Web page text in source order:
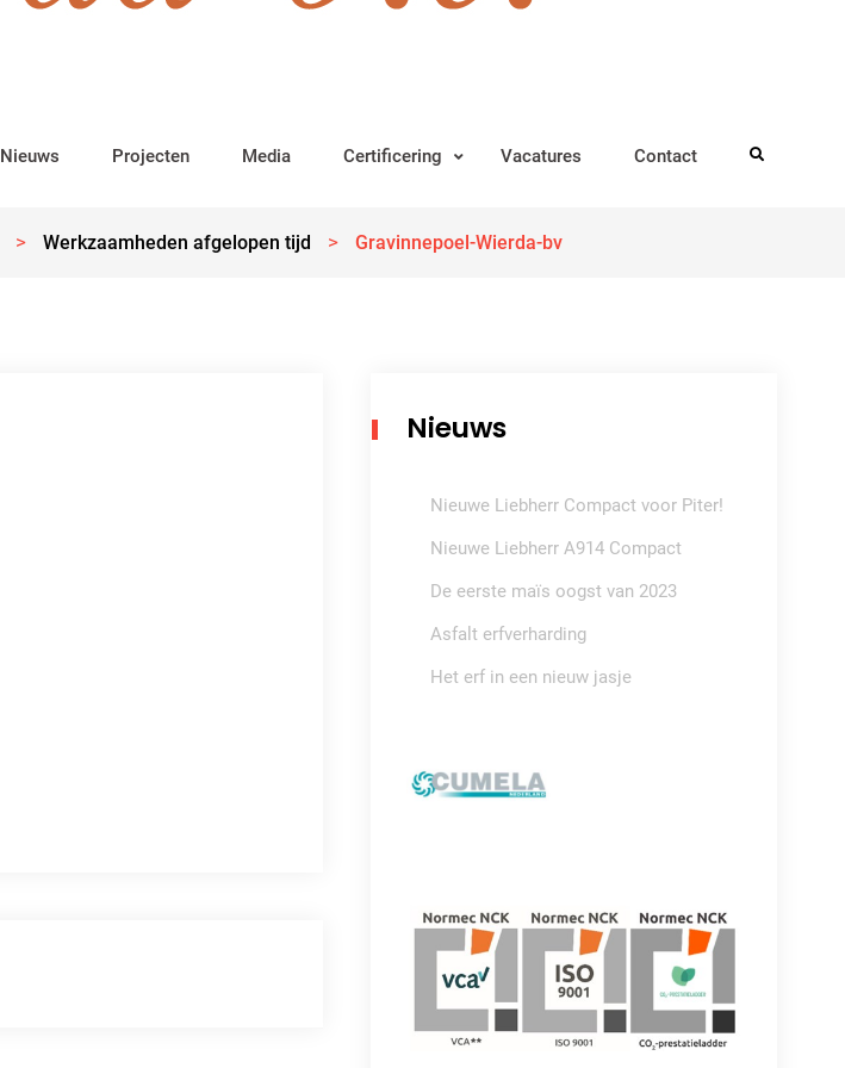
Nieuws Projecten Media Certificering Vacatures Contact Search
> Werkzaamheden afgelopen tijd > Gravinnepoel-Wierda-bv
Nieuws
Nieuwe Liebherr Compact voor Piter!
Nieuwe Liebherr A914 Compact
De eerste maïs oogst van 2023
Asfalt erfverharding
Het erf in een nieuw jasje